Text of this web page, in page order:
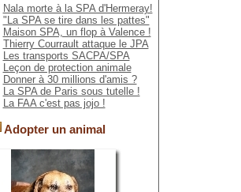
Nala morte à la SPA d'Hermeray!
"La SPA se tire dans les pattes"
Maison SPA, un flop à Valence !
Thierry Courrault attaque le JPA
Les transports SACPA/SPA
Leçon de protection animale
Donner à 30 millions d'amis ?
La SPA de Paris sous tutelle !
La FAA c'est pas jojo !
Adopter un animal